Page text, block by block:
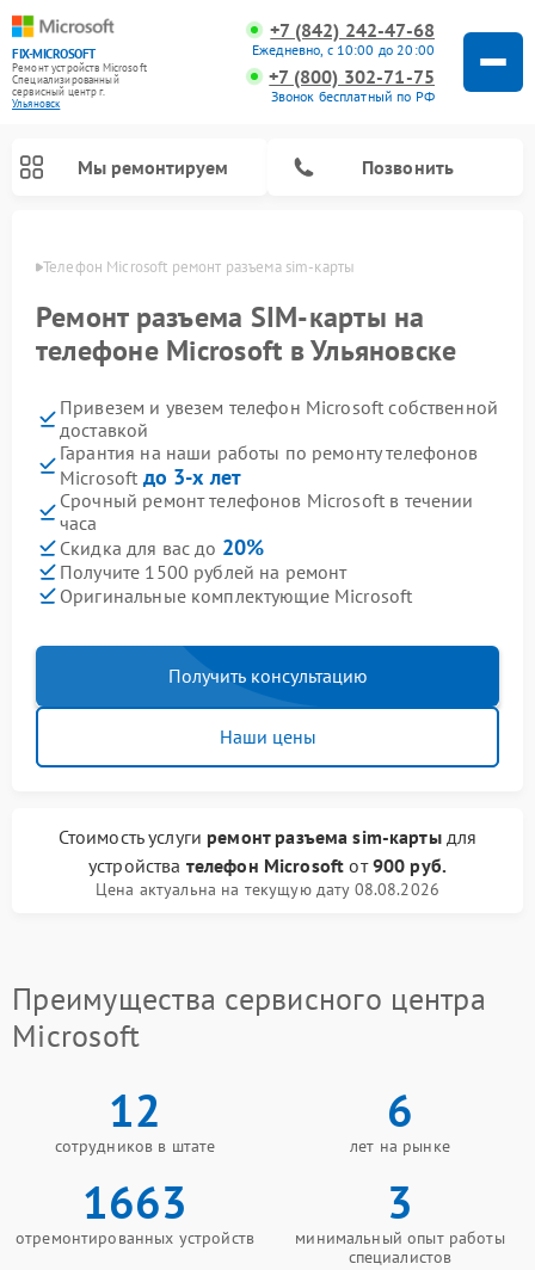
FIX-MICROSOFT
Ремонт устройств Microsoft
Специализированный
cервисный центр г.
Ульяновск
+7 (842) 242-47-68
Ежедневно, с 10:00 до 20:00
+7 (800) 302-71-75
Звонок бесплатный по РФ
Мы ремонтируем Позвонить
Телефон Microsoft ремонт разъема sim-карты
Ремонт разъема SIM-карты на
телефоне Microsoft в Ульяновске
Привезем и увезем телефон Microsoft собственной
доставкой
Гарантия на наши работы по ремонту телефонов
Microsoft до 3-х лет
Срочный ремонт телефонов Microsoft в течении
часа
Скидка для вас до 20%
Получите 1500 рублей на ремонт
Оригинальные комплектующие Microsoft
Получить консультацию
Наши цены
Стоимость услуги ремонт разъема sim-картыдля
устройства телефон Microsoft от900 руб.
Цена актуальна на текущую дату 08.08.2026
Преимущества сервисного центра
Microsoft
12
сотрудников в штате
6
лет на рынке
1663
отремонтированных устройств
3
минимальный опыт работы
специалистов